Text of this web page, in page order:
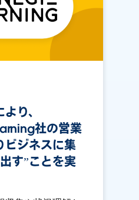
り、
社の営業
ビジネスに集
す”ことを実